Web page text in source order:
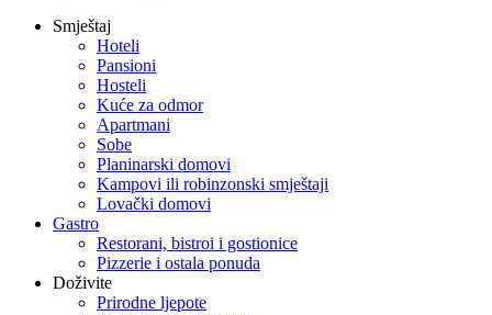
Smještaj
Hoteli
Pansioni
Hosteli
Kuće za odmor
Apartmani
Sobe
Planinarski domovi
Kampovi ili robinzonski smještaji
Lovački domovi
Gastro
Restorani, bistroi i gostionice
Pizzerie i ostala ponuda
Doživite
Prirodne ljepote